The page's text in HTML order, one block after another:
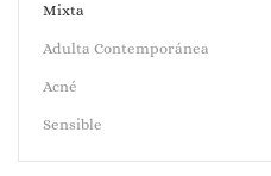
Mixta
Adulta Contemporánea
Acné
Sensible